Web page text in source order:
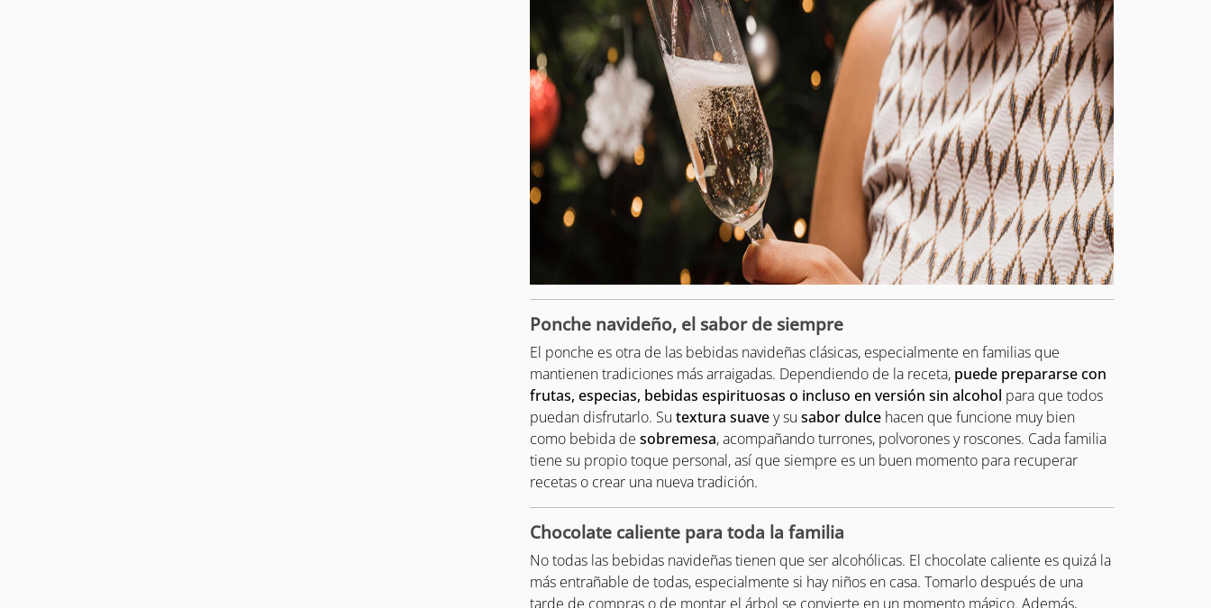
Ponche navideño, el sabor de siempre
El ponche es otra de las bebidas navideñas clásicas, especialmente en familias que
mantienen tradiciones más arraigadas. Dependiendo de la receta, puede prepararse con
frutas, especias, bebidas espirituosas o incluso en versión sin alcohol para que todos
puedan disfrutarlo. Su textura suavey su sabor dulce hacen que funcione muy bien
como bebida de sobremesa, acompañando turrones, polvorones y roscones. Cada familia
tiene su propio toque personal, así que siempre es un buen momento para recuperar
recetas o crear una nueva tradición.
Chocolate caliente para toda la familia
No todas las bebidas navideñas tienen que ser alcohólicas. El chocolate caliente es quizá la
más entrañable de todas, especialmente si hay niños en casa. Tomarlo después de una
tarde de compras o de montar el árbol se convierte en un momento mágico. Además,